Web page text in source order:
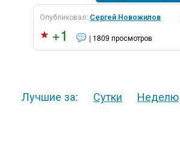
Опубликовал: Сергей Новожилов
+1 | 1809 просмотров
Лучшие за: Сутки Неделю